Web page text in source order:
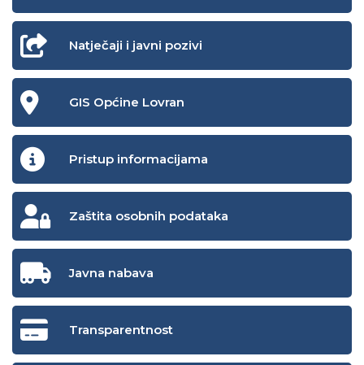
Natječaji i javni pozivi
GIS Općine Lovran
Pristup informacijama
Zaštita osobnih podataka
Javna nabava
Transparentnost